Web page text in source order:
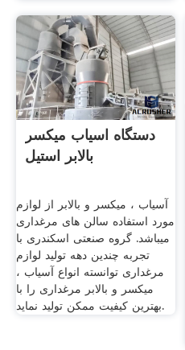
دستگاه اسیاب میکسر
بالابر استیل
آسیاب ، میکسر و بالابر از لوازم
مورد استفاده سالن های مرغداری
میباشد. گروه صنعتی اسکندری با
تجربه چندین دهه تولید لوازم
مرغداری توانسته انواع آسیاب ،
میکسر و بالابر مرغداری را با
بهترین کیفیت ممکن تولید نماید.